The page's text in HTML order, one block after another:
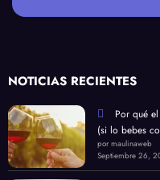
NOTICIAS RECIENTES
Por qué
(si lo bebes
por maulinaweb
Septiembre 26,